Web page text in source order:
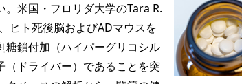
米国・フロリダ大学のTara R.
ヒト死後脳およびADマウスを
糖鎖付加（ハイパーグリコシル
ドライバー）であることを突